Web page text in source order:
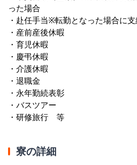
った場合
・赴任手当※転勤となった場合に
・産前産後休暇
・育児休暇
・慶弔休暇
・介護休暇
・退職金
・永年勤続表彰
・バスツアー
・研修旅行 等
寮の詳細